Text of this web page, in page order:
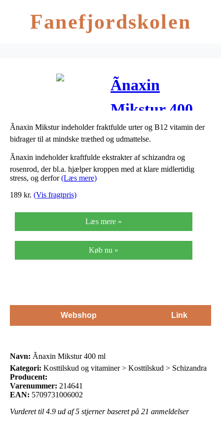
Fanefjordskolen
Ãnaxin
Mikstur 400
ml
Ãnaxin Mikstur indeholder fraktfulde urter og B12 vitamin der
bidrager til at mindske træthed og udmattelse.
Ãnaxin indeholder kraftfulde ekstrakter af schizandra og
rosenrod, der bl.a. hjælper kroppen med at klare midlertidig
stress, og derfor(Læs mere)
189 kr. (Vis fragtpris)
Læs mere »
Køb nu »
Webshop Link
Navn: Ãnaxin Mikstur 400 ml
Kategori: Kosttilskud og vitaminer > Kosttilskud > Schizandra
Producent:
Varenummer: 214641
EAN: 5709731006002
Vurderet til 4.9 ud af 5 stjerner baseret på 21 anmeldelser